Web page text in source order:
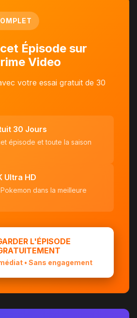
Épisode sur
Video
votre essai gratuit de 30
30 Jours
épisode et toute la saison
Ultra HD
dans la meilleure
L'ÉPISODE
• Sans engagement